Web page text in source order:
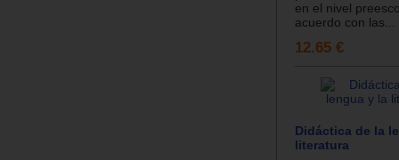
en el nivel
acuerdo con las...
12.65 €
Didáctica de la
literatura